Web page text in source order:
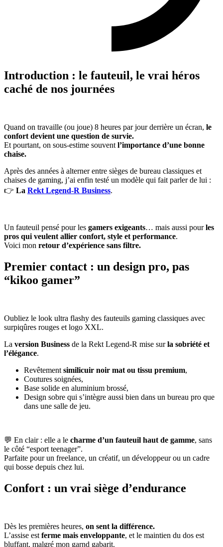
Introduction : le fauteuil, le vrai héros
caché de nos journées
Quand on travaille (ou joue) 8 heures par jour derrière un écran, le
confort devient une question de survie.
Et pourtant, on sous-estime souvent l’importance d’une bonne
chaise.
Après des années à alterner entre sièges de bureau classiques et
chaises de gaming, j’ai enfin testé un modèle qui fait parler de lui :
👉 La Rekt Legend-R Business.
Un fauteuil pensé pour les gamers exigeants… mais aussi pourles
pros qui veulent allier confort, style et performance.
Voici mon retour d’expérience sans filtre.
Premier contact : un design pro, pas
“kikoo gamer”
Oubliez le look ultra flashy des fauteuils gaming classiques avec
surpiqûres rouges et logo XXL.
La version Business de la Rekt Legend-R mise surla sobriété et
l’élégance.
Revêtement similicuir noir mat ou tissu premium,
Coutures soignées,
Base solide en aluminium brossé,
Design sobre qui s’intègre aussi bien dans un bureau pro que
dans une salle de jeu.
💬 En clair : elle a le charme d’un fauteuil haut de gamme, sans
le côté “esport teenager”.
Parfaite pour un freelance, un créatif, un développeur ou un cadre
qui bosse depuis chez lui.
Confort : un vrai siège d’endurance
Dès les premières heures, on sent la différence.
L’assise est ferme mais enveloppante, et le maintien du dos est
bluffant, malgré mon garnd gabarit.